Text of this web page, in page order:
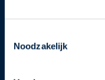
Noodzakelijk
Direct naar
Ons verhaal